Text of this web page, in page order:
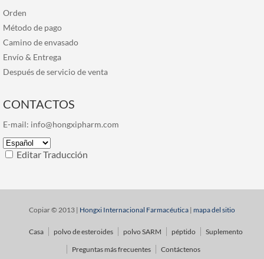
Orden
Método de pago
Camino de envasado
Envío & Entrega
Después de servicio de venta
CONTACTOS
E-mail: info@hongxipharm.com
Editar Traducción
Copiar © 2013 | Hongxi Internacional Farmacéutica | mapa del sitio
Casa polvo de esteroides polvo SARM péptido
Suplemento
Preguntas más frecuentes
Contáctenos